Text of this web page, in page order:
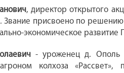
, директор открытого
Звание присвоено по
экономическое развитие
- уроженец д. Ополь
колхоза «Рассвет»,